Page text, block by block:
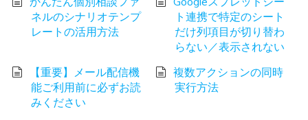
ネルのシナリオテンプ
レートの活用方法
ト連携で特定のシート
だけ列項目が切り替わ
らない／表示されない
【重要】メール配信機
能ご利用前に必ずお読
みください
複数アクションの同時
実行方法